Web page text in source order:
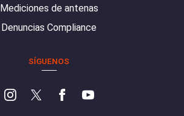
Mediciones de antenas
Denuncias Compliance
SÍGUENOS